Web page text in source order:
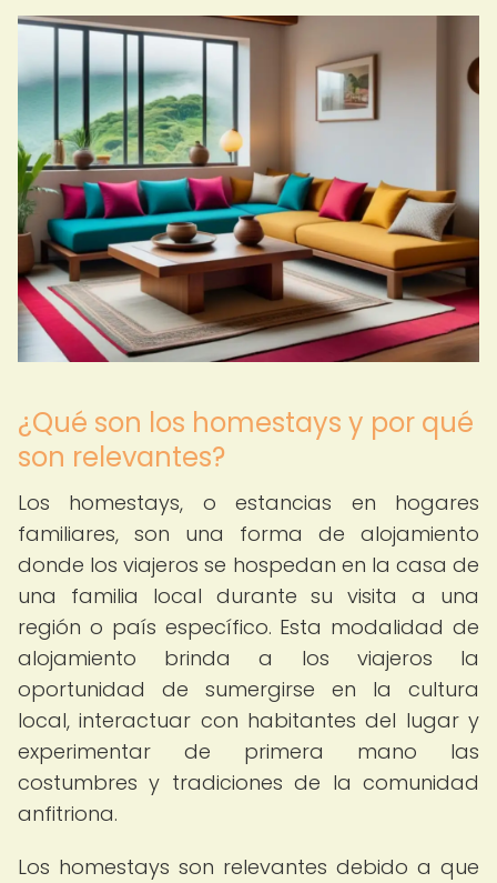
¿Qué son los homestays y por qué
son relevantes?
Los homestays, o estancias en hogares
familiares, son una forma de alojamiento
donde los viajeros se hospedan en la casa de
una familia local durante su visita a una
región o país específico. Esta modalidad de
alojamiento brinda a los viajeros la
oportunidad de sumergirse en la cultura
local, interactuar con habitantes del lugar y
experimentar de primera mano las
costumbres y tradiciones de la comunidad
anfitriona.
Los homestays son relevantes debido a que